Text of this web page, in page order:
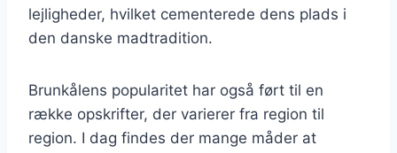
lejligheder, hvilket cementerede dens plads i
den danske madtradition.
Brunkålens popularitet har også ført til en
række opskrifter, der varierer fra region til
region. I dag findes der mange måder at